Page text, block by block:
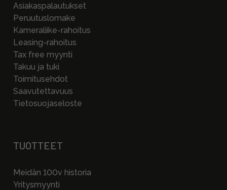
Asiakaspalautukset
Peruutuslomake
Kameraliike-rahoitus
Leasing-rahoitus
Tax free myynti
Takuu ja tuki
Toimitusehdot
Saavutettavuus
Tietosuojaseloste
TUOTTEET
Meidän 100v historia
Yritysmyynti